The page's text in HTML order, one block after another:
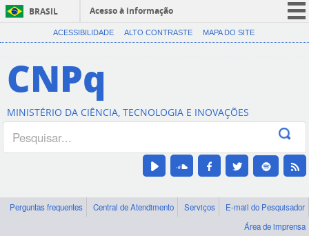
BRASIL
Acesso à informação
CORONAVÍRUS (COVID-19)
Canais
ACESSIBILIDADE ALTO CONTRASTE MAPA DO SITE
CNPq
MINISTÉRIO DA CIÊNCIA, TECNOLOGIA E INOVAÇÕES
Perguntas frequentes Central de Atendimento Serviços
E-mail do Pesquisador
Área de imprensa